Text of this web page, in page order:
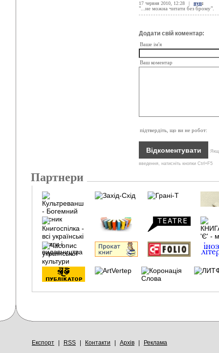
17 червня 2010, 12:28 | пуп:
"...не можна читати без брому".
Додати свій коментар:
Ваше ім'я
Ваш коментар
підтвердіть, що ви не робот:
введення, натисніть кнопки Ctrl+F5
Партнери
Експорт RSS Контакти Архів Реклама